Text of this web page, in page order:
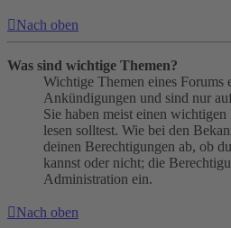
Nach oben
Was sind wichtige Themen?
Wichtige Themen eines Forums
Ankündigungen und sind nur
Sie haben meist einen
lesen solltest. Wie bei den
deinen Berechtigungen ab, ob
kannst oder nicht; die
Administration ein.
Nach oben